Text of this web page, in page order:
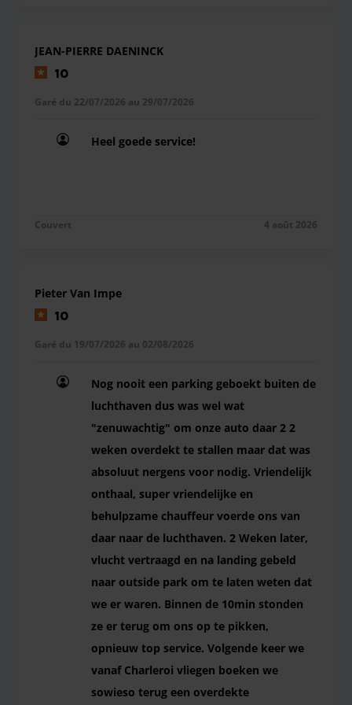
JEAN-PIERRE DAENINCK
10
Garé du 22/07/2026 au 29/07/2026
Heel goede service!
Couvert 4 août 2026
Pieter Van Impe
10
Garé du 19/07/2026 au 02/08/2026
Nog nooit een parking geboekt buiten de
luchthaven dus was wel wat
"zenuwachtig" om onze auto daar 2 2
weken overdekt te stallen maar dat was
absoluut nergens voor nodig. Vriendelijk
onthaal, super vriendelijke en
behulpzame chauffeur voerde ons van
daar naar de luchthaven. 2 Weken later,
vlucht vertraagd en na landing gebeld
naar outside park om te laten weten dat
we er waren. Binnen de 10min stonden
ze er terug om ons op te pikken,
opnieuw top service. Volgende keer we
vanaf Charleroi vliegen boeken we
sowieso terug een overdekte